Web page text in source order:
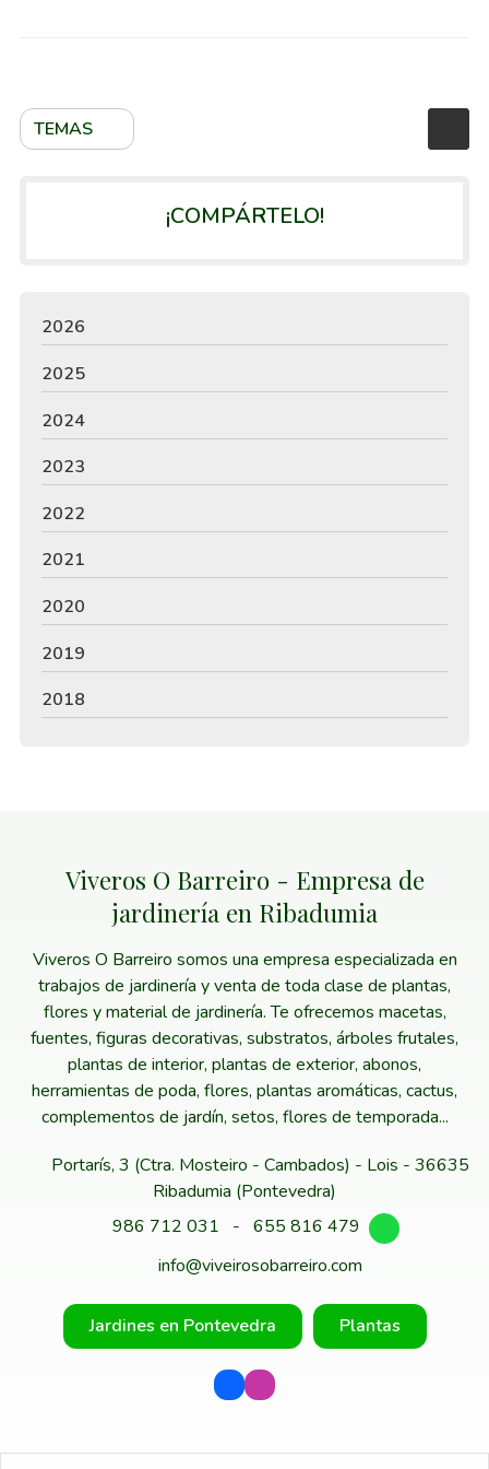
TEMAS
¡COMPÁRTELO!
2026
2025
2024
2023
2022
2021
2020
2019
2018
Viveros O Barreiro - Empresa de
jardinería en Ribadumia
Viveros O Barreiro somos una empresa especializada en
trabajos de jardinería y venta de toda clase de plantas,
flores y material de jardinería. Te ofrecemos macetas,
fuentes, figuras decorativas, substratos, árboles frutales,
plantas de interior, plantas de exterior, abonos,
herramientas de poda, flores, plantas aromáticas, cactus,
complementos de jardín, setos, flores de temporada...
Portarís, 3 (Ctra. Mosteiro - Cambados) - Lois - 36635
Ribadumia (Pontevedra)
986 712 031
- 655 816 479
info@viveirosobarreiro.com
Jardines en Pontevedra Plantas